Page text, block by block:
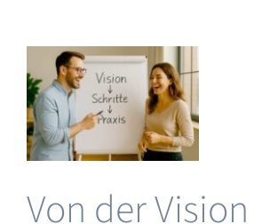
Alleingänge
oft
länger
dauern
Von der